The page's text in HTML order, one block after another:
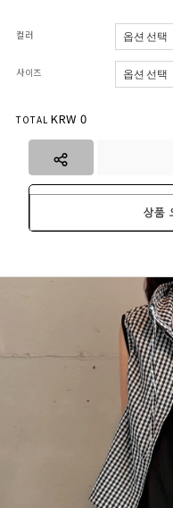
컬러
사이즈
TOTAL KRW 0